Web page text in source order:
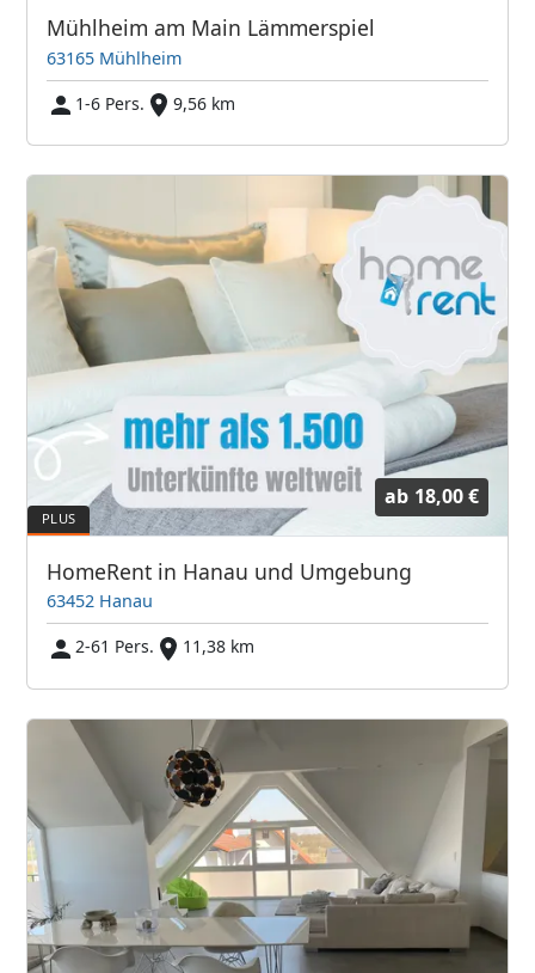
Mühlheim am Main Lämmerspiel
63165 Mühlheim
1-6 Pers.
9,56 km
ab 18,00 €
HomeRent in Hanau und Umgebung
63452 Hanau
2-61 Pers.
11,38 km